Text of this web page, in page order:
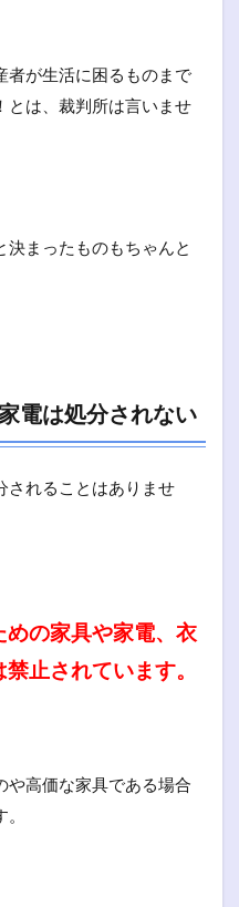
者が生活に困るものまで
とは、裁判所は言いませ
決まったものもちゃんと
電は処分されない
されることはありませ
の家具や家電、衣
止されています。
や高価な家具である場合